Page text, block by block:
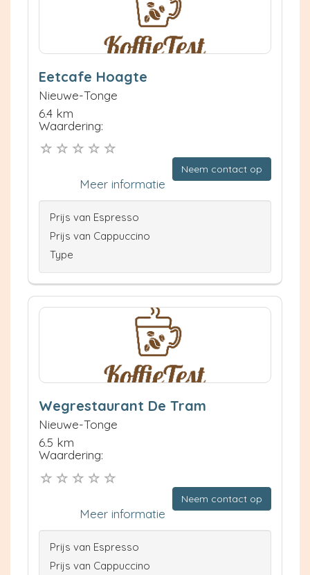
Eetcafe Hoagte
Nieuwe-Tonge
6.4 km
Waardering:
Neem contact op
Meer informatie
Prijs van Espresso
Prijs van Cappuccino
Type
Wegrestaurant De Tram
Nieuwe-Tonge
6.5 km
Waardering:
Neem contact op
Meer informatie
Prijs van Espresso
Prijs van Cappuccino